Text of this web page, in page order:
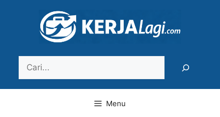
Menu